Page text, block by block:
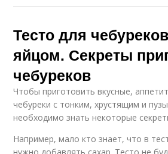
Тесто для
яйцом. Секреты
чебуреков
Чтобы приготовить вкусные,
чебуреки с тонким, хрустящим и
необходимо знать некоторые
Например, мало кто знает, что в
нужно добавлять сахар. Тесто не